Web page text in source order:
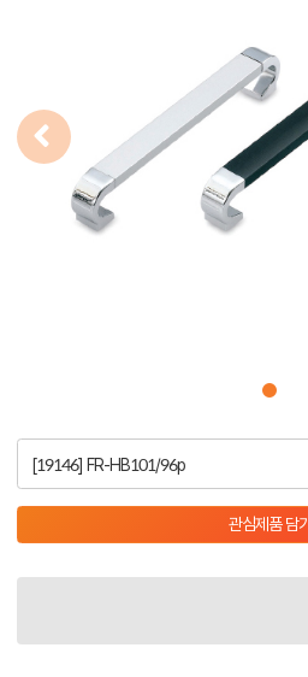
[19146] FR-HB101/96p
관심제품 담기